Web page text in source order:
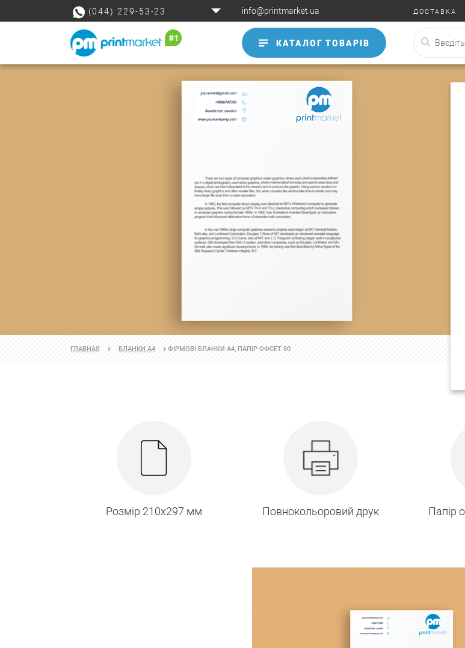
(044) 229-53-23 info@printmarket.ua ДОСТАВКА
КАТАЛОГ ТОВАРІВ
ГЛАВНАЯ БЛАНКИ А4 ФІРМОВІ БЛАНКИ А4, ПАПІР ОФСЕТ 80
Розмір 210х297 мм Повнокольоровий друк Папір